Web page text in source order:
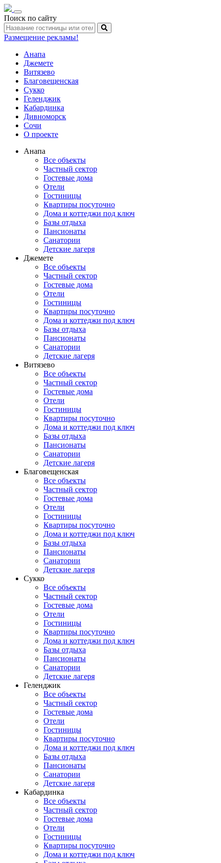
Toggle
navigation
Поиск по сайту
Размещение рекламы!
Анапа
Джемете
Витязево
Благовещенская
Сукко
Геленджик
Кабардинка
Дивноморск
Сочи
О проекте
Анапа
Все объекты
Частный сектор
Гостевые дома
Отели
Гостиницы
Квартиры посуточно
Дома и коттеджи под ключ
Базы отдыха
Пансионаты
Санатории
Детские лагеря
Джемете
Все объекты
Частный сектор
Гостевые дома
Отели
Гостиницы
Квартиры посуточно
Дома и коттеджи под ключ
Базы отдыха
Пансионаты
Санатории
Детские лагеря
Витязево
Все объекты
Частный сектор
Гостевые дома
Отели
Гостиницы
Квартиры посуточно
Дома и коттеджи под ключ
Базы отдыха
Пансионаты
Санатории
Детские лагеря
Благовещенская
Все объекты
Частный сектор
Гостевые дома
Отели
Гостиницы
Квартиры посуточно
Дома и коттеджи под ключ
Базы отдыха
Пансионаты
Санатории
Детские лагеря
Сукко
Все объекты
Частный сектор
Гостевые дома
Отели
Гостиницы
Квартиры посуточно
Дома и коттеджи под ключ
Базы отдыха
Пансионаты
Санатории
Детские лагеря
Геленджик
Все объекты
Частный сектор
Гостевые дома
Отели
Гостиницы
Квартиры посуточно
Дома и коттеджи под ключ
Базы отдыха
Пансионаты
Санатории
Детские лагеря
Кабардинка
Все объекты
Частный сектор
Гостевые дома
Отели
Гостиницы
Квартиры посуточно
Дома и коттеджи под ключ